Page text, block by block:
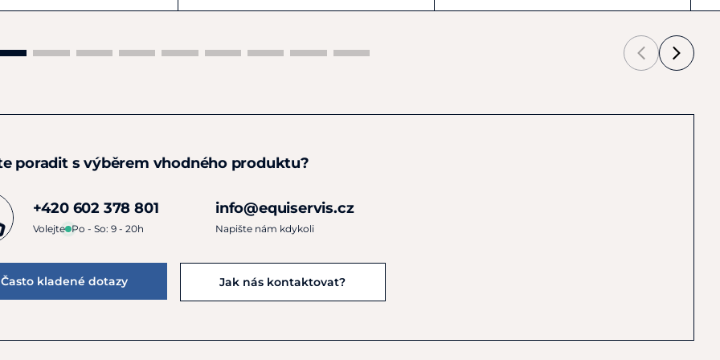
poradit s výběrem vhodného produktu?
+420 602 378 801
Volejte Po - So: 9 - 20h
info@equiservis.cz
Napište nám kdykoli
Často kladené dotazy Jak nás kontaktovat?